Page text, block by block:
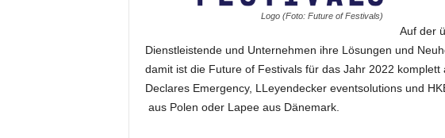
Logo (Foto: Future of Festivals)
Auf der
Dienstleistende und Unternehmen ihre Lösungen und
damit ist die Future of Festivals für das Jahr 2022
Declares Emergency, LLeyendecker eventsolutions und
aus Polen oder Lapee aus Dänemark.